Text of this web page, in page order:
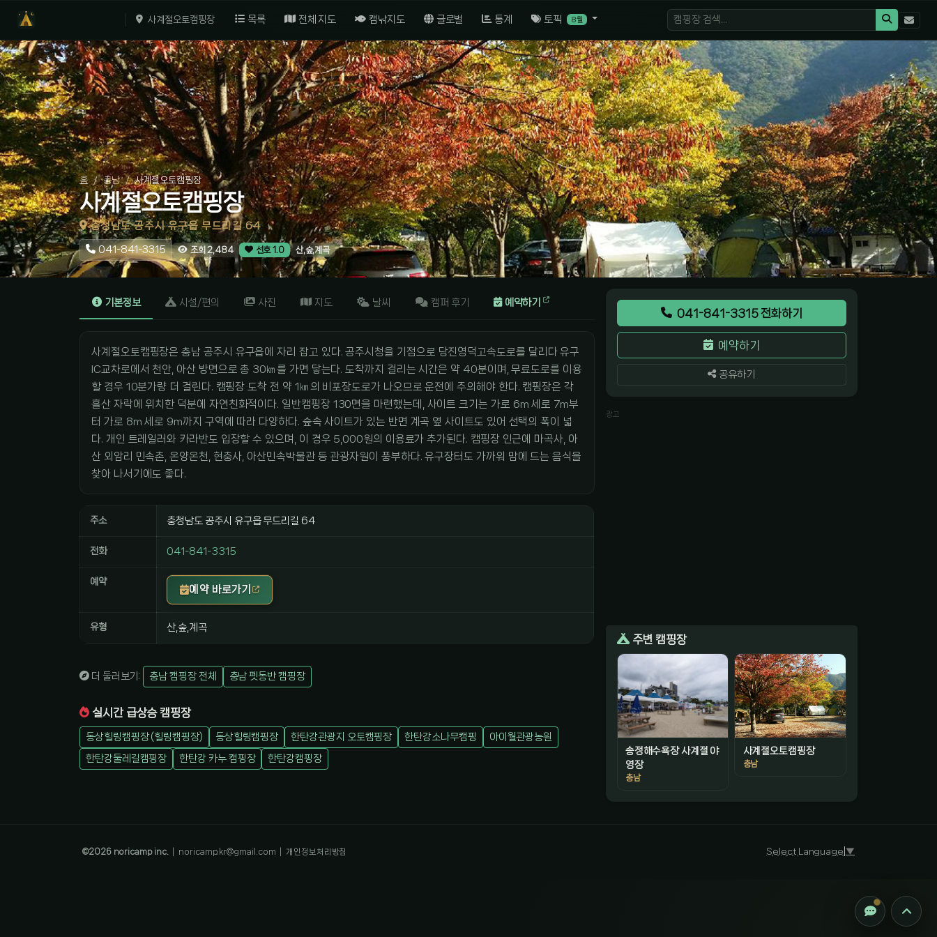
사계절오토캠핑장 목록 전체 지도 캠낚지도 글로벌 통계 토픽 8월
홈 충남 사계절오토캠핑장
사계절오토캠핑장
충청남도 공주시 유구읍 무드리길 64
041-841-3315 조회 2,484 선호 1.0 산,숲,계곡
기본정보 시설/편의 사진 지도 날씨 캠퍼 후기 예약하기
사계절오토캠핑장은 충남 공주시 유구읍에 자리 잡고 있다. 공주시청을 기점으로 당진영덕고속도로를 달리다 유구
IC교차로에서 천안, 아산 방면으로 총 30㎞를 가면 닿는다. 도착까지 걸리는 시간은 약 40분이며, 무료도로를 이용
할 경우 10분가량 더 걸린다. 캠핑장 도착 전 약 1㎞의 비포장도로가 나오므로 운전에 주의해야 한다. 캠핑장은 각
흘산 자락에 위치한 덕분에 자연친화적이다. 일반캠핑장 130면을 마련했는데, 사이트 크기는 가로 6m 세로 7m부
터 가로 8m 세로 9m까지 구역에 따라 다양하다. 숲속 사이트가 있는 반면 계곡 옆 사이트도 있어 선택의 폭이 넓
다. 개인 트레일러와 카라반도 입장할 수 있으며, 이 경우 5,000원의 이용료가 추가된다. 캠핑장 인근에 마곡사, 아
산 외암리 민속촌, 온양온천, 현충사, 아산민속박물관 등 관광자원이 풍부하다. 유구장터도 가까워 맘에 드는 음식을
찾아 나서기에도 좋다.
주소 충청남도 공주시 유구읍 무드리길 64
전화 041-841-3315
예약
예약 바로가기
유형 산,숲,계곡
더 둘러보기: 충남 캠핑장 전체 충남 펫동반 캠핑장
실시간 급상승 캠핑장
동상힐링캠핑장 (힐링캠핑장) 동상힐링캠핑장 한탄강관광지 오토캠핑장 한탄강소나무캠핑
아이월관광농원
한탄강둘레길캠핑장
한탄강 카누 캠핑장 한탄강캠핑장
041-841-3315 전화하기
예약하기
공유하기
광고
주변 캠핑장
송정해수욕장 사계절 야
영장
충남
사계절오토캠핑장
충남
©2026noricamp inc. noricamp.kr@gmail.com 개인정보처리방침 Select Language ▼